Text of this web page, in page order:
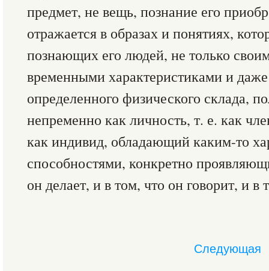
предмет, не вещь, познание его
отражается в образах и понятиях,
познающих его людей, не только
временными характеристиками и
определенного физического склада,
непременно как личность, т. е. как
как индивид, обладающий каким-то
способностями, конкретно
он делает, и в том, что он говорит, и в
Следующая